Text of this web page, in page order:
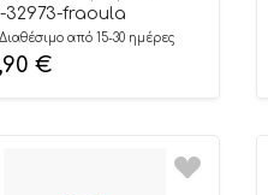
Ροζ Φράουλα
Μανίκι, Ψιλή
Υφάσματος,
100% –
32973-fraoula
Διαθέσιμο από 15-30 ημέρες
€